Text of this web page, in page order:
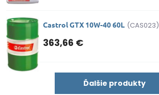
Castrol GTX 10W-40 60L (CAS023)
363,66 €
Ďalšie produkty